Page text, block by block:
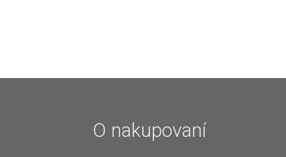
O nakupovaní